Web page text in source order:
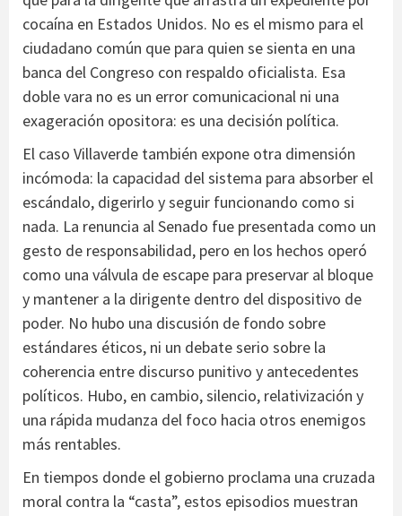
cocaína en Estados Unidos. No es el mismo para el
ciudadano común que para quien se sienta en una
banca del Congreso con respaldo oficialista. Esa
doble vara no es un error comunicacional ni una
exageración opositora: es una decisión política.
El caso Villaverde también expone otra dimensión
incómoda: la capacidad del sistema para absorber el
escándalo, digerirlo y seguir funcionando como si
nada. La renuncia al Senado fue presentada como un
gesto de responsabilidad, pero en los hechos operó
como una válvula de escape para preservar al bloque
y mantener a la dirigente dentro del dispositivo de
poder. No hubo una discusión de fondo sobre
estándares éticos, ni un debate serio sobre la
coherencia entre discurso punitivo y antecedentes
políticos. Hubo, en cambio, silencio, relativización y
una rápida mudanza del foco hacia otros enemigos
más rentables.
En tiempos donde el gobierno proclama una cruzada
moral contra la “casta”, estos episodios muestran